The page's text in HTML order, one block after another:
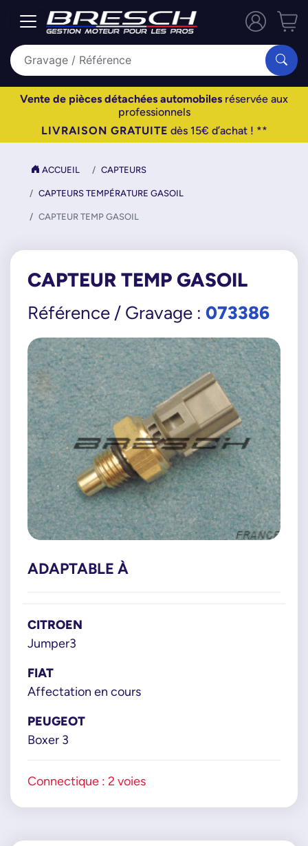
Vente de pièces détachées automobiles réservée aux
professionnels
LIVRAISON GRATUITE dès 15€ d’achat ! **
ACCUEIL CAPTEURS
CAPTEURS TEMPÉRATURE GASOIL
CAPTEUR TEMP GASOIL
CAPTEUR TEMP GASOIL
Référence / Gravage : 073386
ADAPTABLE À
CITROEN
Jumper3
FIAT
Affectation en cours
PEUGEOT
Boxer 3
Connectique : 2 voies